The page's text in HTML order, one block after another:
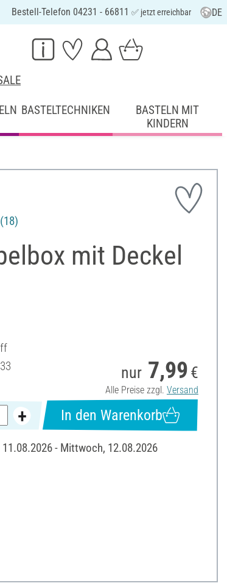
Bestell-Telefon 04231 - 66811 ✅ jetzt erreichbar DE
BASTELTECHNIKEN
BASTELN MIT
KINDERN
mit Deckel
(18)
nur 7,99 €
Alle Preise zzgl. Versand
In den Warenkorb
- Mittwoch, 12.08.2026